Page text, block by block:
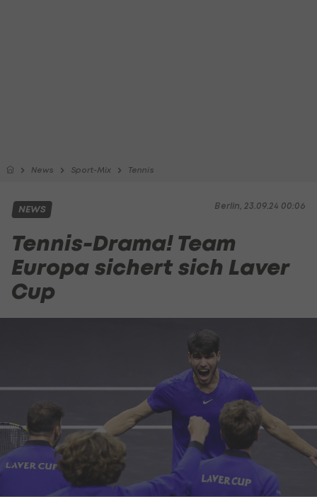
News Sport-Mix Tennis
Berlin, 23.09.24 00:06
NEWS
Tennis-Drama! Team
Europa sichert sich Laver
Cup